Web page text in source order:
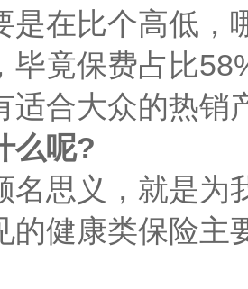
是在比个高低，
毕竟保费占比
适合大众的热销
么呢?
名思义，就是为
的健康类保险主